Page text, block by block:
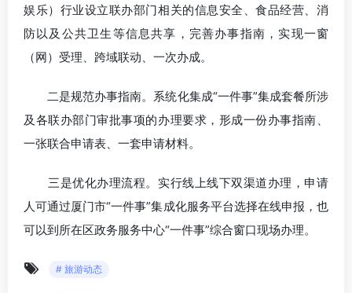
娱乐）行业设立联办部门相关的信息安全、食品经营、消
防以及公共卫生等信息共享，完善办事指南，实现一窗
（网）受理、跨域联动、一次办成。
二是规范办事指南。系统化集成“一件事”集成套餐所涉
及各联办部门审批事项的办理要求，形成一份办事指南、
一张联合申请表、一套申请材料。
三是优化办理流程。实行线上线下双渠道办理，申请
人可通过厦门市“一件事”集成化服务平台选择在线申报，也
可以到所在区政务服务中心“一件事”综合窗口现场办理。
# 旅游动态